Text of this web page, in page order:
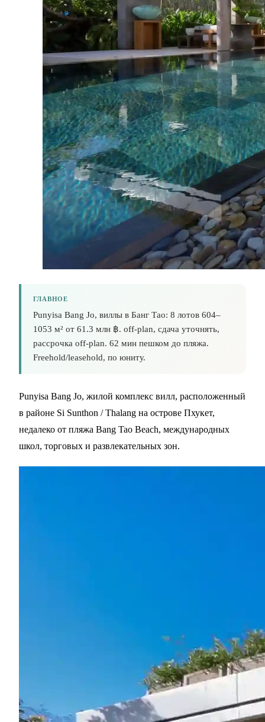
ГЛАВНОЕ
Punyisa Bang Jo, виллы в Банг Тао: 8 лотов 604–
1053 м² от 61.3 млн ฿. off-plan, сдача уточнять,
рассрочка off-plan. 62 мин пешком до пляжа.
Freehold/leasehold, по юниту.
Punyisa Bang Jo, жилой комплекс вилл, расположенный
в районе Si Sunthon / Thalang на острове Пхукет,
недалеко от пляжа Bang Tao Beach, международных
школ, торговых и развлекательных зон.